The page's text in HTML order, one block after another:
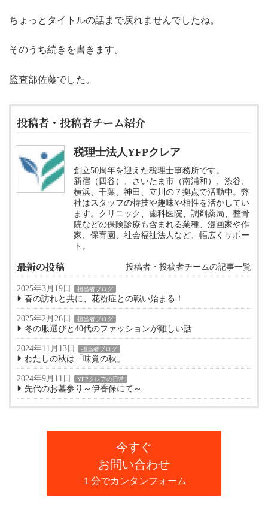
ちょっとタイトルの話まで戻れませんでしたね。
そのうち続きを書きます。
監査部佐藤でした。
投稿者・投稿者チーム紹介
税理士法人YFPクレア
創立50周年を迎えた税理士事務所です。
新宿（四谷）、さいたま市（南浦和）、渋谷、
横浜、千葉、神田、立川の７拠点で活動中。弊
社はスタッフの特技や趣味や相性を活かしてい
ます。クリニック、歯科医院、調剤薬局、整骨
院などの保険診療も含まれる業種、漫画家や作
家、保育園、社会福祉法人など、幅広くサポー
ト。
最新の投稿 投稿者・投稿者チームの記事一覧
2025年3月19日 担当者ブログ
春の訪れと共に、花粉症との戦い始まる！
2025年2月26日 担当者ブログ
冬の服選びと40代のファッションが難しい話
2024年11月13日 担当者ブログ
わたしの秋は「味覚の秋」
2024年9月11日 YFPクレアの日常
先代のお墓参り～伊香保にて～
今すぐ
お問い合わせ
１分でカンタンフォーム